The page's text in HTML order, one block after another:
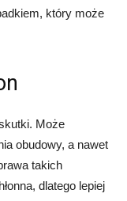
który może
Może
obudowy, a nawet
takich
dlatego lepiej